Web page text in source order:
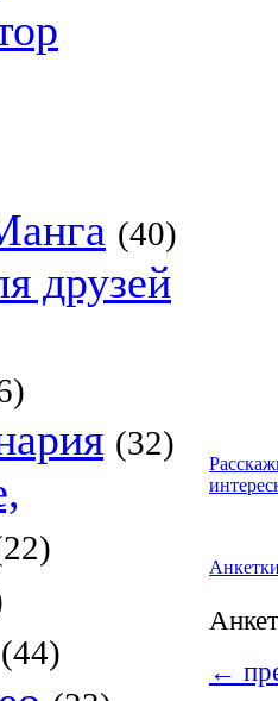
(40)
друзей
(32)
(44)
←